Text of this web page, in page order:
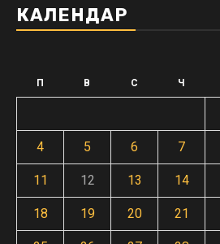
КАЛЕНДАР
П В С Ч
4 5 6 7
11 12 13 14
18 19 20 21